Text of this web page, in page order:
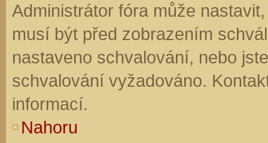
Administrátor fóra může
musí být před zobrazením
nastaveno schvalování, nebo
schvalování vyžadováno.
informací.
Nahoru